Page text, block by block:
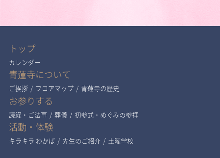
トップ
カレンダー
青蓮寺について
ご挨拶 / フロアマップ / 青蓮寺の歴史
お参りする
読経・ご法事 / 葬儀 / 初参式・めぐみの参拝
活動・体験
キラキラ わかば / 先生のご紹介 / 土曜学校